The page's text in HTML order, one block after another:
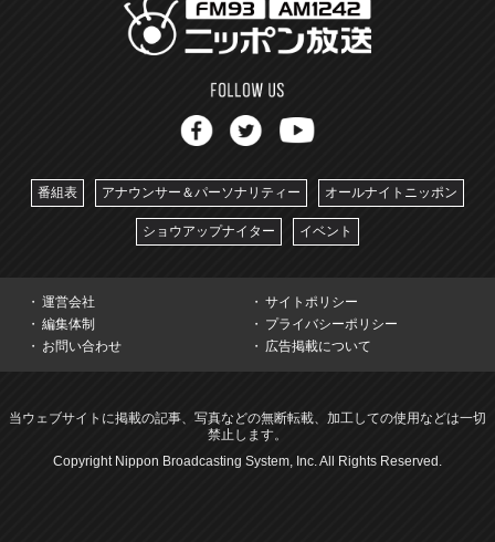
番組表 アナウンサー＆パーソナリティー オールナイトニッポン
ショウアップナイター イベント
運営会社
サイトポリシー
編集体制
プライバシーポリシー
お問い合わせ
広告掲載について
当ウェブサイトに掲載の記事、写真などの無断転載、加工しての使用などは一切
禁止します。
Copyright Nippon Broadcasting System, Inc. All Rights Reserved.